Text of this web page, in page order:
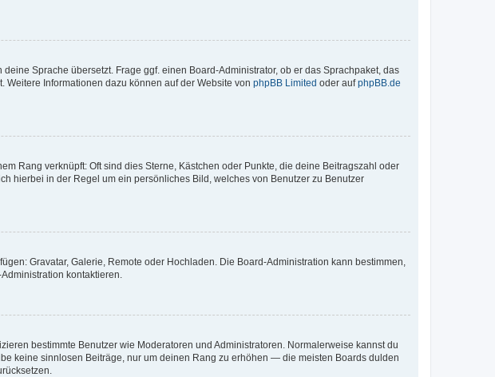
Sprache übersetzt. Frage ggf. einen Board-Administrator, ob er das Sprachpaket, das
Informationen dazu können auf der Website von phpBB Limited oder aufphpBB.de
Rang verknüpft: Oft sind dies Sterne, Kästchen oder Punkte, die deine Beitragszahl oder
hierbei in der Regel um ein persönliches Bild, welches von Benutzer zu Benutzer
Gravatar, Galerie, Remote oder Hochladen. Die Board-Administration kann bestimmen,
kontaktieren.
bestimmte Benutzer wie Moderatoren und Administratoren. Normalerweise kannst du
keine sinnlosen Beiträge, nur um deinen Rang zu erhöhen — die meisten Boards dulden